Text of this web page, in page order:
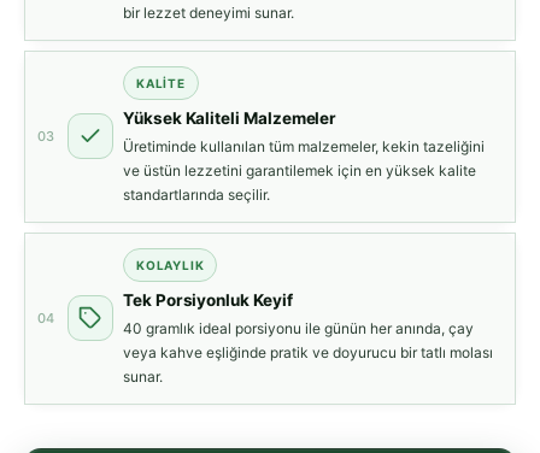
bir lezzet deneyimi sunar.
03
KALİTE
Yüksek Kaliteli Malzemeler
Üretiminde kullanılan tüm malzemeler, kekin tazeliğini
ve üstün lezzetini garantilemek için en yüksek kalite
standartlarında seçilir.
04
KOLAYLIK
Tek Porsiyonluk Keyif
40 gramlık ideal porsiyonu ile günün her anında, çay
veya kahve eşliğinde pratik ve doyurucu bir tatlı molası
sunar.